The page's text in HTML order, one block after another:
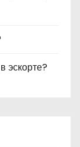
эскорте?